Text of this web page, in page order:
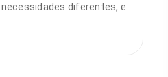
diferentes, e